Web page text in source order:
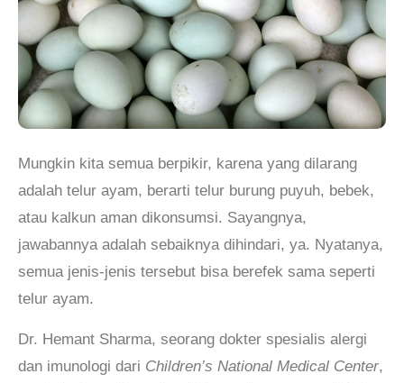
Mungkin kita semua berpikir, karena yang dilarang
adalah telur ayam, berarti telur burung puyuh, bebek,
atau kalkun aman dikonsumsi. Sayangnya,
jawabannya adalah sebaiknya dihindari, ya. Nyatanya,
semua jenis-jenis tersebut bisa berefek sama seperti
telur ayam.
Dr. Hemant Sharma, seorang dokter spesialis alergi
dan imunologi dari Children’s National Medical Center,